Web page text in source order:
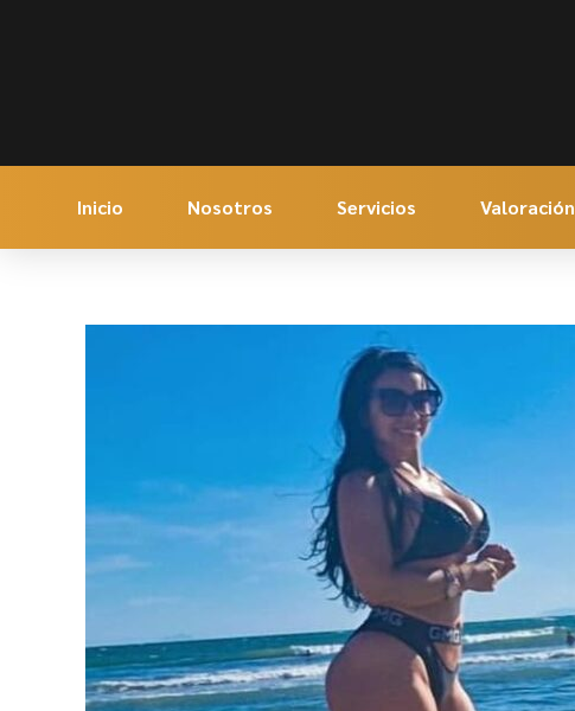
Inicio Nosotros Servicios Valoración